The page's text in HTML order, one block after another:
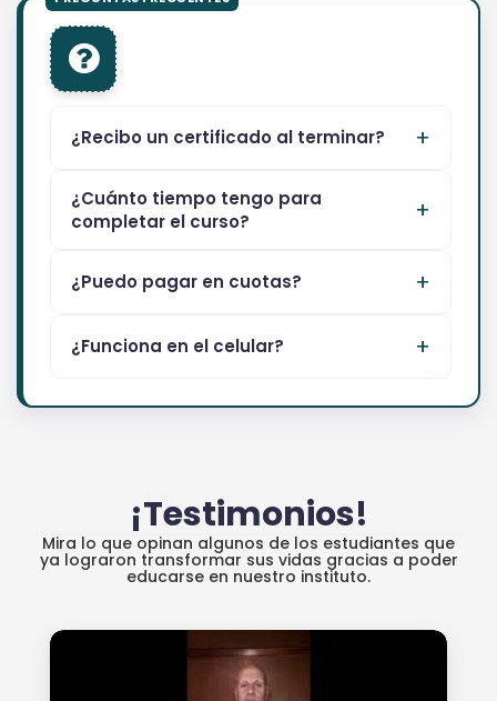
¿Recibo un certificado al terminar?
¿Cuánto tiempo tengo para
completar el curso?
¿Puedo pagar en cuotas?
¿Funciona en el celular?
¡Testimonios!
Mira lo que opinan algunos de los estudiantes que
ya lograron transformar sus vidas gracias a poder
educarse en nuestro instituto.